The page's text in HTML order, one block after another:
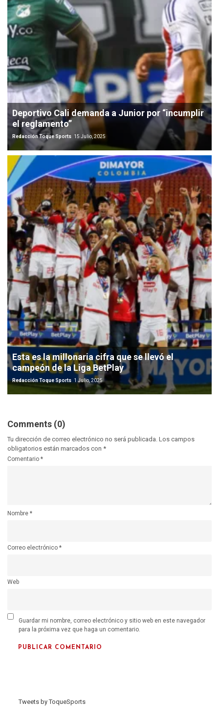
Deportivo Cali demanda a Junior por “incumplir
el reglamento”
Redacción Toque Sports 15 Julio, 2025
Esta es la millonaria cifra que se llevó el
campeón de la Liga BetPlay
Redacción Toque Sports 1 Julio, 2025
Comments (0)
Tu dirección de correo electrónico no será publicada. Los campos
obligatorios están marcados con *
Comentario *
Nombre *
Correo electrónico *
Web
Guardar mi nombre, correo electrónico y sitio web en este navegador
para la próxima vez que haga un comentario.
Tweets by ToqueSports